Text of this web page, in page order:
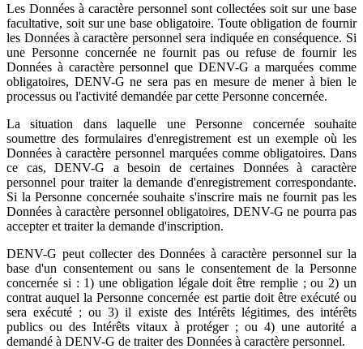
Les Données à caractère personnel sont collectées soit sur une base
facultative, soit sur une base obligatoire. Toute obligation de fournir
les Données à caractère personnel sera indiquée en conséquence. Si
une Personne concernée ne fournit pas ou refuse de fournir les
Données à caractère personnel que DENV-G a marquées comme
obligatoires, DENV-G ne sera pas en mesure de mener à bien le
processus ou l'activité demandée par cette Personne concernée.
La situation dans laquelle une Personne concernée souhaite
soumettre des formulaires d'enregistrement est un exemple où les
Données à caractère personnel marquées comme obligatoires. Dans
ce cas, DENV-G a besoin de certaines Données à caractère
personnel pour traiter la demande d'enregistrement correspondante.
Si la Personne concernée souhaite s'inscrire mais ne fournit pas les
Données à caractère personnel obligatoires, DENV-G ne pourra pas
accepter et traiter la demande d'inscription.
DENV-G peut collecter des Données à caractère personnel sur la
base d'un consentement ou sans le consentement de la Personne
concernée si : 1) une obligation légale doit être remplie ; ou 2) un
contrat auquel la Personne concernée est partie doit être exécuté ou
sera exécuté ; ou 3) il existe des Intérêts légitimes, des intérêts
publics ou des Intérêts vitaux à protéger ; ou 4) une autorité a
demandé à DENV-G de traiter des Données à caractère personnel.